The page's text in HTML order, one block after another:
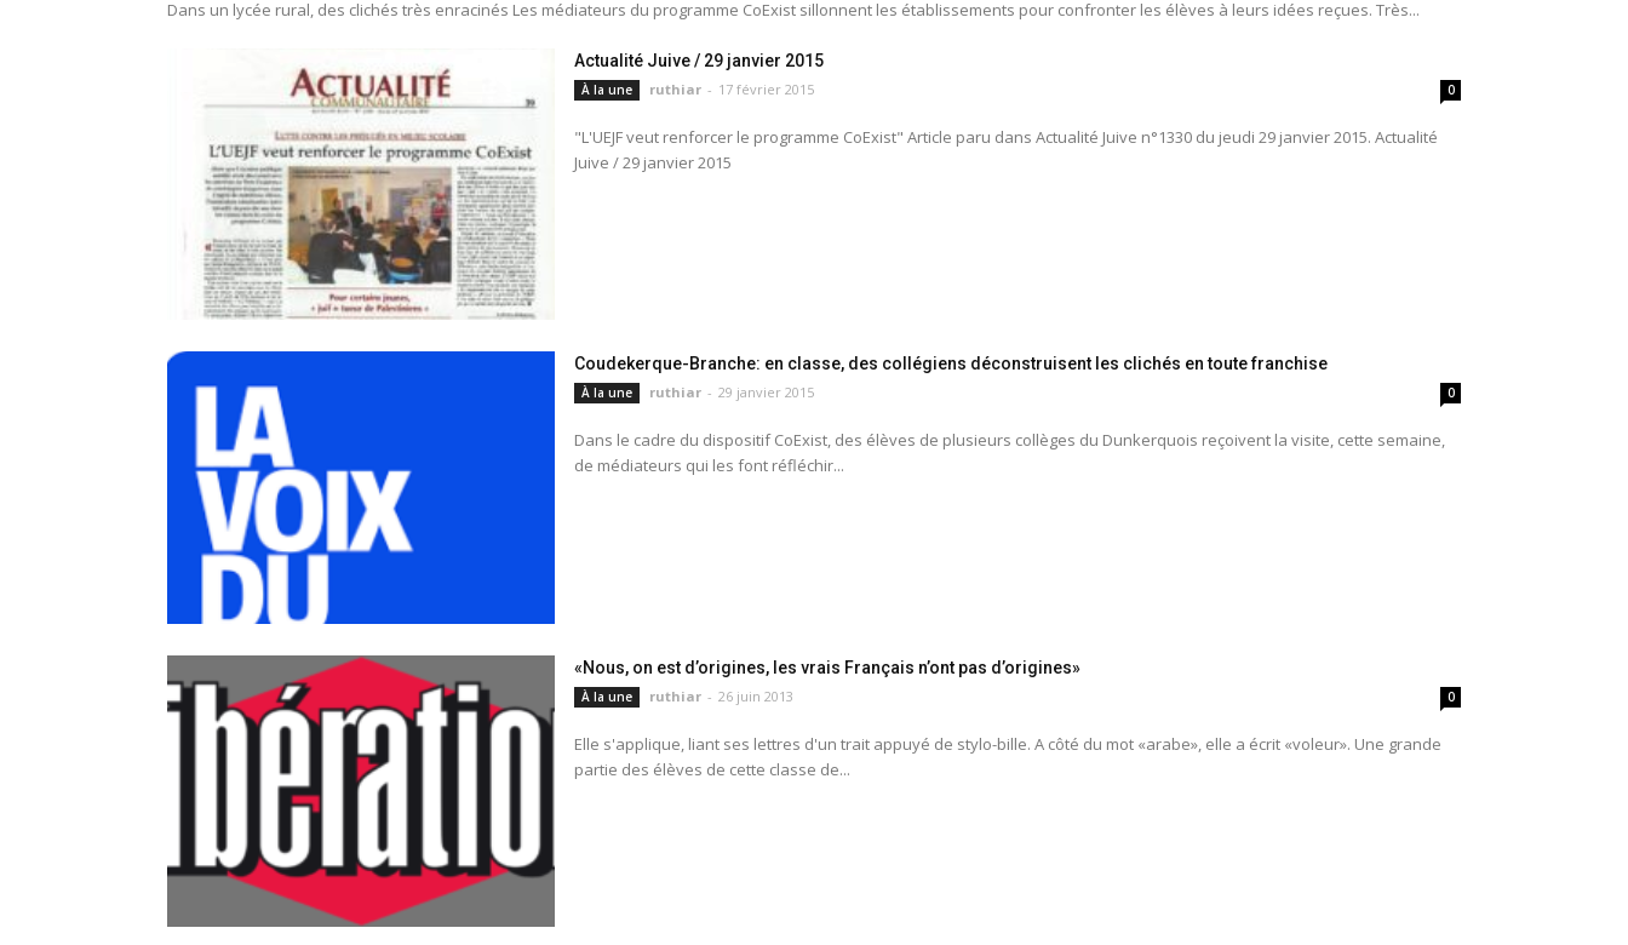
Dans un lycée rural, des clichés très enracinés Les médiateurs du programme CoExist sillonnent les établissements pour confronter les élèves à leurs idées reçues. Très...
Actualité Juive / 29 janvier 2015
À la une ruthiar - 17 février 2015 0
"L'UEJF veut renforcer le programme CoExist" Article paru dans Actualité Juive n°1330 du jeudi 29 janvier 2015. Actualité
Juive / 29 janvier 2015
Coudekerque-Branche: en classe, des collégiens déconstruisent les clichés en toute franchise
À la une ruthiar - 29 janvier 2015 0
Dans le cadre du dispositif CoExist, des élèves de plusieurs collèges du Dunkerquois reçoivent la visite, cette semaine,
de médiateurs qui les font réfléchir...
«Nous, on est d’origines, les vrais Français n’ont pas d’origines»
À la une ruthiar - 26 juin 2013 0
Elle s'applique, liant ses lettres d'un trait appuyé de stylo-bille. A côté du mot «arabe», elle a écrit «voleur». Une grande
partie des élèves de cette classe de...